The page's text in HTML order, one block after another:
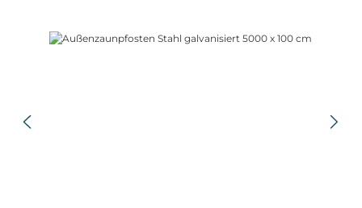
Bildergalerie überspringen